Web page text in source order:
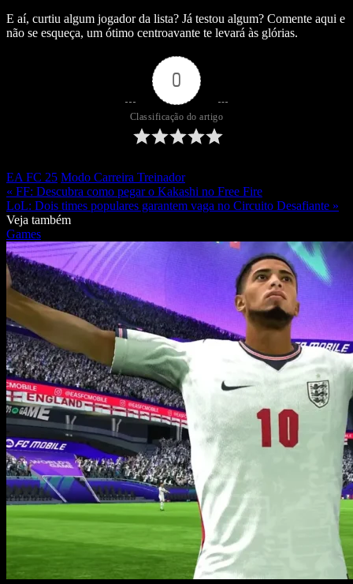
E aí, curtiu algum jogador da lista? Já testou algum? Comente aqui e
não se esqueça, um ótimo centroavante te levará às glórias.
0
Classificação do artigo
EA FC 25 Modo Carreira Treinador
« FF: Descubra como pegar o Kakashi no Free Fire
LoL: Dois times populares garantem vaga no Circuito Desafiante »
Veja também
Games